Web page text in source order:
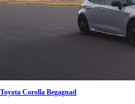
Toyota Corolla Begagnad